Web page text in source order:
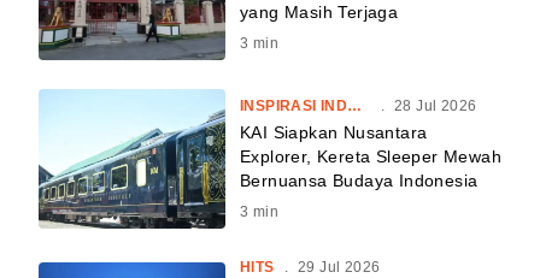
yang Masih Terjaga
3 min
INSPIRASI INDONESIA . 28 Jul 2026
KAI Siapkan Nusantara
Explorer, Kereta Sleeper Mewah
Bernuansa Budaya Indonesia
3 min
HITS . 29 Jul 2026